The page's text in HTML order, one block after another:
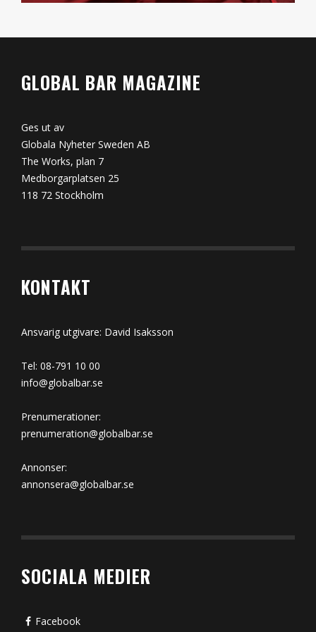
GLOBAL BAR MAGAZINE
Ges ut av
Globala Nyheter Sweden AB
The Works, plan 7
Medborgarplatsen 25
118 72 Stockholm
KONTAKT
Ansvarig utgivare: David Isaksson
Tel: 08-791 10 00
info@globalbar.se
Prenumerationer:
prenumeration@globalbar.se
Annonser:
annonsera@globalbar.se
SOCIALA MEDIER
Facebook